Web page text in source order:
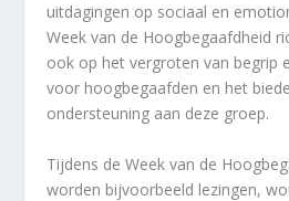
uitdagingen op sociaal en
Week van de Hoogbegaafdheid
ook op het vergroten van begrip
voor hoogbegaafden en het
ondersteuning aan deze groep.
Tijdens de Week van de
worden bijvoorbeeld lezingen,